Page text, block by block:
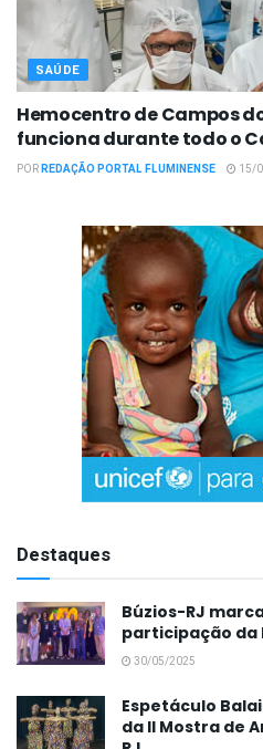
SAÚDE
Hemocentro de Campos
funciona durante todo o
PORREDAÇÃO PORTAL FLUMINENSE 15/
Destaques
Búzios-RJ
participação da
30/05/2025
Espetáculo
da II Mostra de